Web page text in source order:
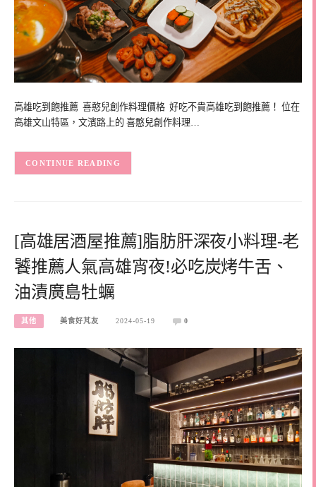
高雄吃到飽推薦 喜憨兒創作料理價格 好吃不貴高雄吃到飽推薦！ 位在
高雄文山特區，文濱路上的 喜憨兒創作料理…
CONTINUE READING
[高雄居酒屋推薦]脂肪肝深夜小料理-老
饕推薦人氣高雄宵夜!必吃炭烤牛舌、
油漬廣島牡蠣
其他 美食好芃友 2024-05-19 0